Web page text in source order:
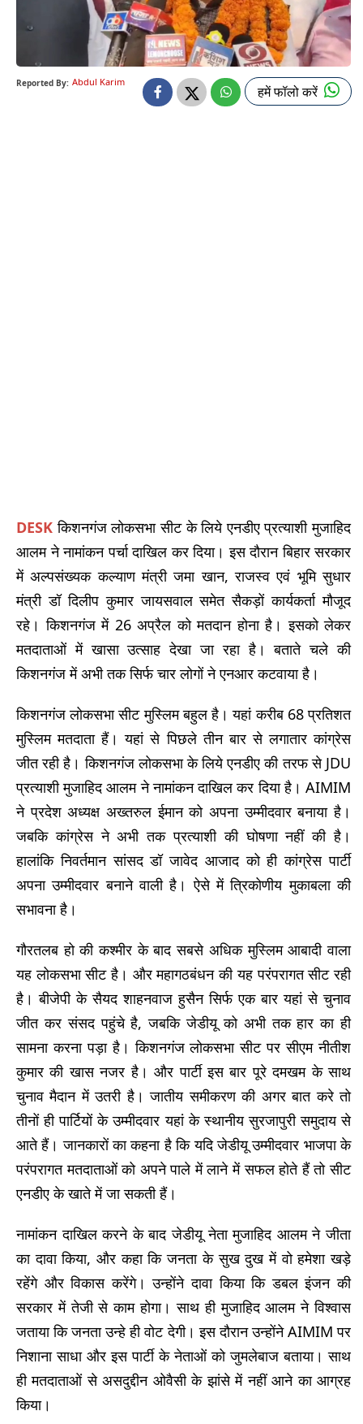
Reported By: Abdul Karim
हमें फॉलो करें
DESK किशनगंज लोकसभा सीट के लिये एनडीए प्रत्याशी मुजाहिद
आलम ने नामांकन पर्चा दाखिल कर दिया। इस दौरान बिहार सरकार
में अल्पसंख्यक कल्याण मंत्री जमा खान, राजस्व एवं भूमि सुधार
मंत्री डॉ दिलीप कुमार जायसवाल समेत सैकड़ों कार्यकर्ता मौजूद
रहे। किशनगंज में 26 अप्रैल को मतदान होना है। इसको लेकर
मतदाताओं में खासा उत्साह देखा जा रहा है। बताते चले की
किशनगंज में अभी तक सिर्फ चार लोगों ने एनआर कटवाया है।
किशनगंज लोकसभा सीट मुस्लिम बहुल है। यहां करीब 68 प्रतिशत
मुस्लिम मतदाता हैं। यहां से पिछले तीन बार से लगातार कांग्रेस
जीत रही है। किशनगंज लोकसभा के लिये एनडीए की तरफ से JDU
प्रत्याशी मुजाहिद आलम ने नामांकन दाखिल कर दिया है। AIMIM
ने प्रदेश अध्यक्ष अख्तरुल ईमान को अपना उम्मीदवार बनाया है।
जबकि कांग्रेस ने अभी तक प्रत्याशी की घोषणा नहीं की है।
हालांकि निवर्तमान सांसद डॉ जावेद आजाद को ही कांग्रेस पार्टी
अपना उम्मीदवार बनाने वाली है। ऐसे में त्रिकोणीय मुकाबला की
सभावना है।
गौरतलब हो की कश्मीर के बाद सबसे अधिक मुस्लिम आबादी वाला
यह लोकसभा सीट है। और महागठबंधन की यह परंपरागत सीट रही
है। बीजेपी के सैयद शाहनवाज हुसैन सिर्फ एक बार यहां से चुनाव
जीत कर संसद पहुंचे है, जबकि जेडीयू को अभी तक हार का ही
सामना करना पड़ा है। किशनगंज लोकसभा सीट पर सीएम नीतीश
कुमार की खास नजर है। और पार्टी इस बार पूरे दमखम के साथ
चुनाव मैदान में उतरी है। जातीय समीकरण की अगर बात करे तो
तीनों ही पार्टियों के उम्मीदवार यहां के स्थानीय सुरजापुरी समुदाय से
आते हैं। जानकारों का कहना है कि यदि जेडीयू उम्मीदवार भाजपा के
परंपरागत मतदाताओं को अपने पाले में लाने में सफल होते हैं तो सीट
एनडीए के खाते में जा सकती हैं।
नामांकन दाखिल करने के बाद जेडीयू नेता मुजाहिद आलम ने जीता
का दावा किया, और कहा कि जनता के सुख दुख में वो हमेशा खड़े
रहेंगे और विकास करेंगे। उन्होंने दावा किया कि डबल इंजन की
सरकार में तेजी से काम होगा। साथ ही मुजाहिद आलम ने विश्वास
जताया कि जनता उन्हे ही वोट देगी। इस दौरान उन्होंने AIMIM पर
निशाना साधा और इस पार्टी के नेताओं को जुमलेबाज बताया। साथ
ही मतदाताओं से असदुद्दीन ओवैसी के झांसे में नहीं आने का आग्रह
किया।